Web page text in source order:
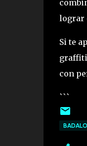
lograr
Si te
graffiti
con
```